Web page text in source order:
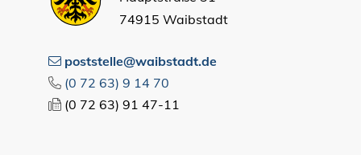
74915 Waibstadt
poststelle@waibstadt.de
(0 72 63) 9 14 70
(0 72 63) 91 47-11